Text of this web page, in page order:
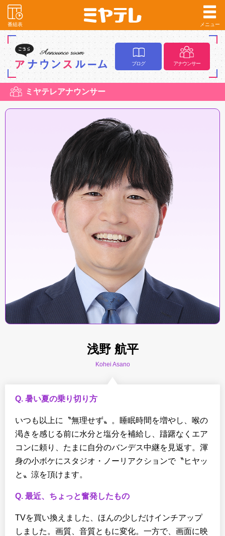
番組表 メニュー
ブログ アナウンサー
ミヤテレアナウンサー
浅野 航平
Kohei Asano
Q. 暑い夏の乗り切り方
いつも以上に〝無理せず〟。睡眠時間を増やし、喉の
渇きを感じる前に水分と塩分を補給し、躊躇なくエア
コンに頼り、たまに自分のバンデス中継を見返す。渾
身の小ボケにスタジオ・ノーリアクションで〝ヒヤッ
と〟涼を頂けます。
Q. 最近、ちょっと奮発したもの
TVを買い換えました、ほんの少しだけインチアップ
しました。画質、音質ともに変化。一方で、画面に映